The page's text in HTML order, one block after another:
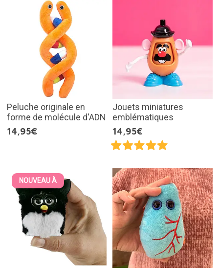
Peluche originale en
forme de molécule d'ADN
14,95€
Jouets miniatures
emblématiques
14,95€
NOUVEAU À